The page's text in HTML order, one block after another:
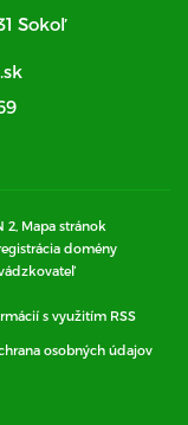
Sokoľ
2, Mapa stránok
domény
s využitím RSS
osobných údajov